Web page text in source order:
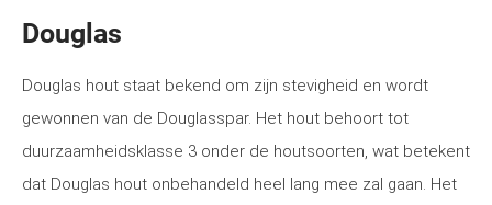
Douglas
Douglas hout staat bekend om zijn stevigheid en wordt
gewonnen van de Douglasspar. Het hout behoort tot
duurzaamheidsklasse 3 onder de houtsoorten, wat betekent
dat Douglas hout onbehandeld heel lang mee zal gaan. Het